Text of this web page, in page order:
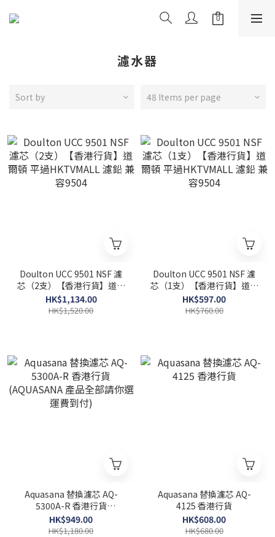
濾水器
Sort by 48 Items per page
Doulton UCC 9501 NSF 濾
芯（2支）【香港行貨】道爾
頓 平過HKTVMALL 濾鉛 兼
容9504
HK$1,134.00
HK$1,520.00
Doulton UCC 9501 NSF 濾
芯（1支）【香港行貨】道爾
頓 平過HKTVMALL 濾鉛 兼
容9504
HK$597.00
HK$760.00
Aquasana 替換濾芯 AQ-
5300A-R 香港行貨
(AQUASANA 產品全部請你
選運費到付)
HK$949.00
HK$1,180.00
Aquasana 替換濾芯 AQ-
4125 香港行貨
HK$608.00
HK$680.00